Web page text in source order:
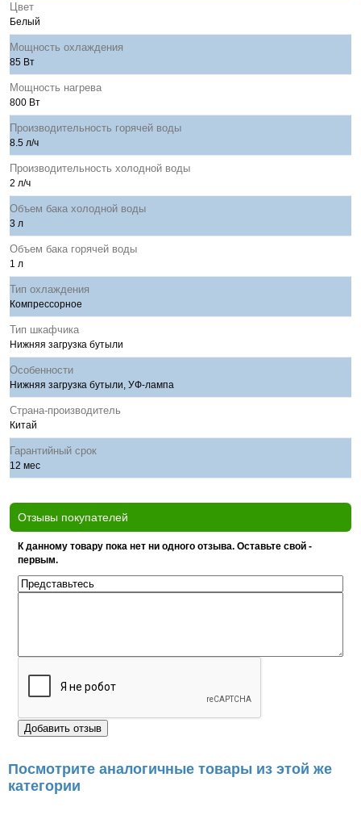
Цвет
Белый
Мощность охлаждения
85 Вт
Мощность нагрева
800 Вт
Производительность горячей воды
8.5 л/ч
Производительность холодной воды
2 л/ч
Объем бака холодной воды
3 л
Объем бака горячей воды
1 л
Тип охлаждения
Компрессорное
Тип шкафчика
Нижняя загрузка бутыли
Особенности
Нижняя загрузка бутыли, УФ-лампа
Страна-производитель
Китай
Гарантийный срок
12 мес
Отзывы покупателей
К данному товару пока нет ни одного отзыва. Оставьте свой -
первым.
Посмотрите аналогичные товары из этой же
категории